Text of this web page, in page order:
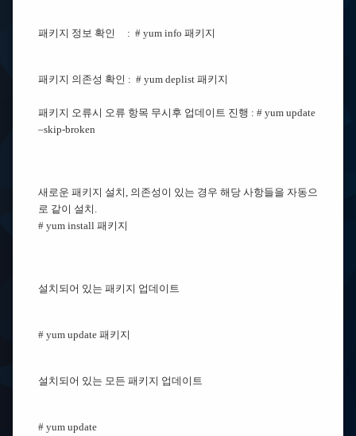
패키지 정보 확인 : # yum info 패키지
패키지 의존성 확인 : # yum deplist 패키지
패키지 오류시 오류 항목 무시후 업데이트 진행 : # yum update
–skip-broken
새로운 패키지 설치, 의존성이 있는 경우 해당 사항들을 자동으
로 같이 설치.
# yum install 패키지
설치되어 있는 패키지 업데이트
# yum update 패키지
설치되어 있는 모든 패키지 업데이트
# yum update